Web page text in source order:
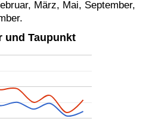
März, Mai, September,
und Taupunkt